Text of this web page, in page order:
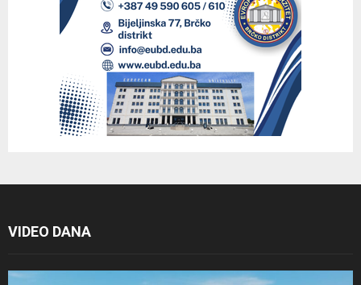
VIDEO DANA